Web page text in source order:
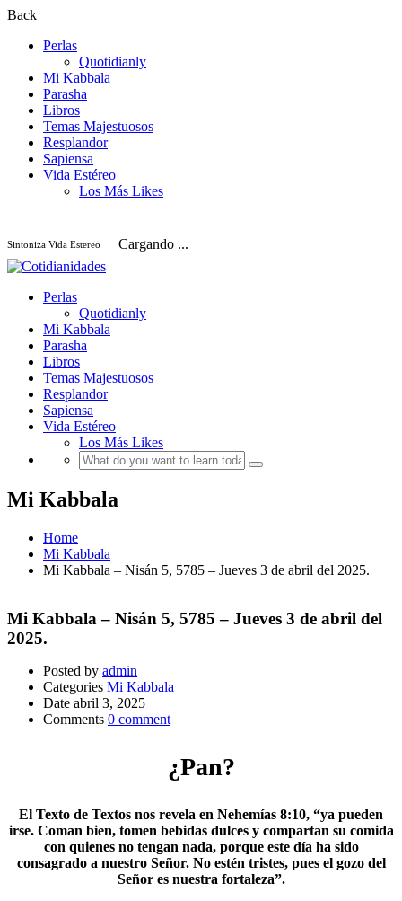
Back
Perlas
Quotidianly
Mi Kabbala
Parasha
Libros
Temas Majestuosos
Resplandor
Sapiensa
Vida Estéreo
Los Más Likes
Sintoniza Vida Estereo Cargando ...
Perlas
Quotidianly
Mi Kabbala
Parasha
Libros
Temas Majestuosos
Resplandor
Sapiensa
Vida Estéreo
Los Más Likes
Mi Kabbala
Home
Mi Kabbala
Mi Kabbala – Nisán 5, 5785 – Jueves 3 de abril del 2025.
Mi Kabbala – Nisán 5, 5785 – Jueves 3 de abril del
2025.
Posted by admin
Categories Mi Kabbala
Date abril 3, 2025
Comments 0 comment
¿Pan?
El Texto de Textos nos revela en Nehemías 8:10, “ya pueden
irse. Coman bien, tomen bebidas dulces y compartan su comida
con quienes no tengan nada, porque este día ha sido
consagrado a nuestro Señor. No estén tristes, pues el gozo del
Señor es nuestra fortaleza”.